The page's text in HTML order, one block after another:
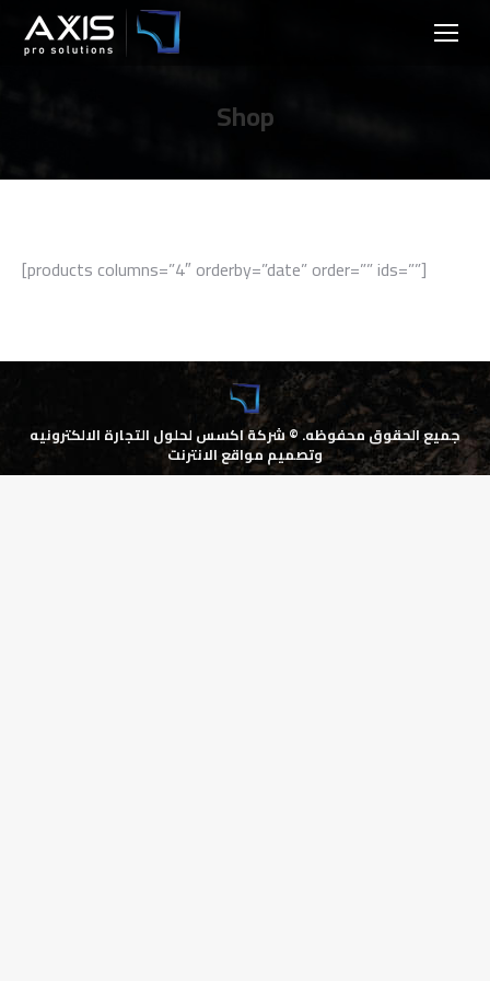
Shop
[products columns=”4″ orderby=”date” order=”” ids=””]
جميع الحقوق محفوظه. ©شركة اكسس لحلول التجارة الالكترونيه
وتصميم مواقع الانترنت